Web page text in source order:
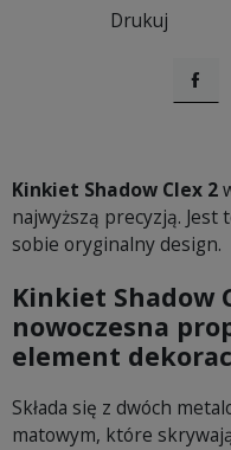
Drukuj
Kinkiet Shadow Clex 2
najwyższą precyzją. Jest
sobie oryginalny design.
Kinkiet Shadow
nowoczesna
element
Składa się z dwóch
matowym, które skrywają